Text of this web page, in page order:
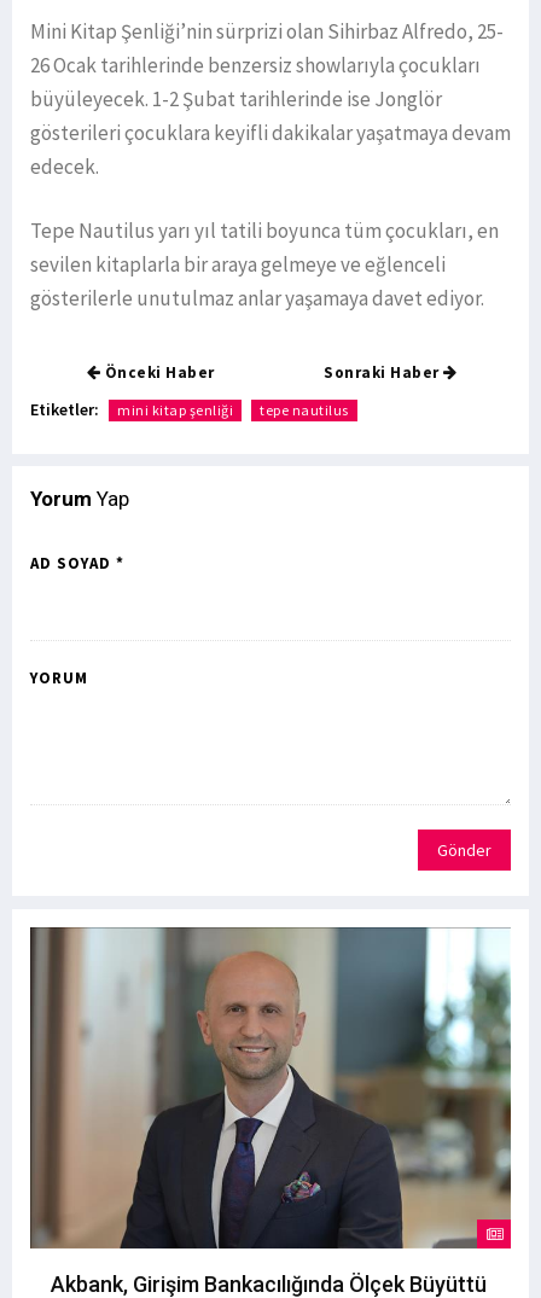
Mini Kitap Şenliği’nin sürprizi olan Sihirbaz Alfredo, 25-
26 Ocak tarihlerinde benzersiz showlarıyla çocukları
büyüleyecek. 1-2 Şubat tarihlerinde ise Jonglör
gösterileri çocuklara keyifli dakikalar yaşatmaya devam
edecek.
Tepe Nautilus yarı yıl tatili boyunca tüm çocukları, en
sevilen kitaplarla bir araya gelmeye ve eğlenceli
gösterilerle unutulmaz anlar yaşamaya davet ediyor.
Önceki Haber Sonraki Haber
Etiketler: mini kitap şenliği tepe nautilus
Yorum Yap
AD SOYAD *
YORUM
Gönder
Akbank, Girişim Bankacılığında Ölçek Büyüttü